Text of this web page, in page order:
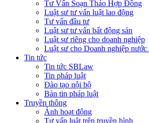
Tư Vấn Soạn Thảo Hợp Đồng
Luật sư tư vấn luật lao động
Tư vấn đầu tư
Luật sư tư vấn bất động sản
Luật sư riêng cho doanh nghiệp
Luật sư cho Doanh nghiệp nước
Tin tức
Tin tức SBLaw
Tin pháp luật
Đào tạo nội bộ
Bản tin pháp luật
Truyền thông
Ảnh hoạt động
Tư vấn luật trên truyền hình